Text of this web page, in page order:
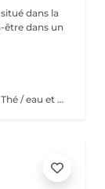
dans la
être dans un
Une séance de Sauna *1 Heure de détente avec Thé / eau et accès à la douche!